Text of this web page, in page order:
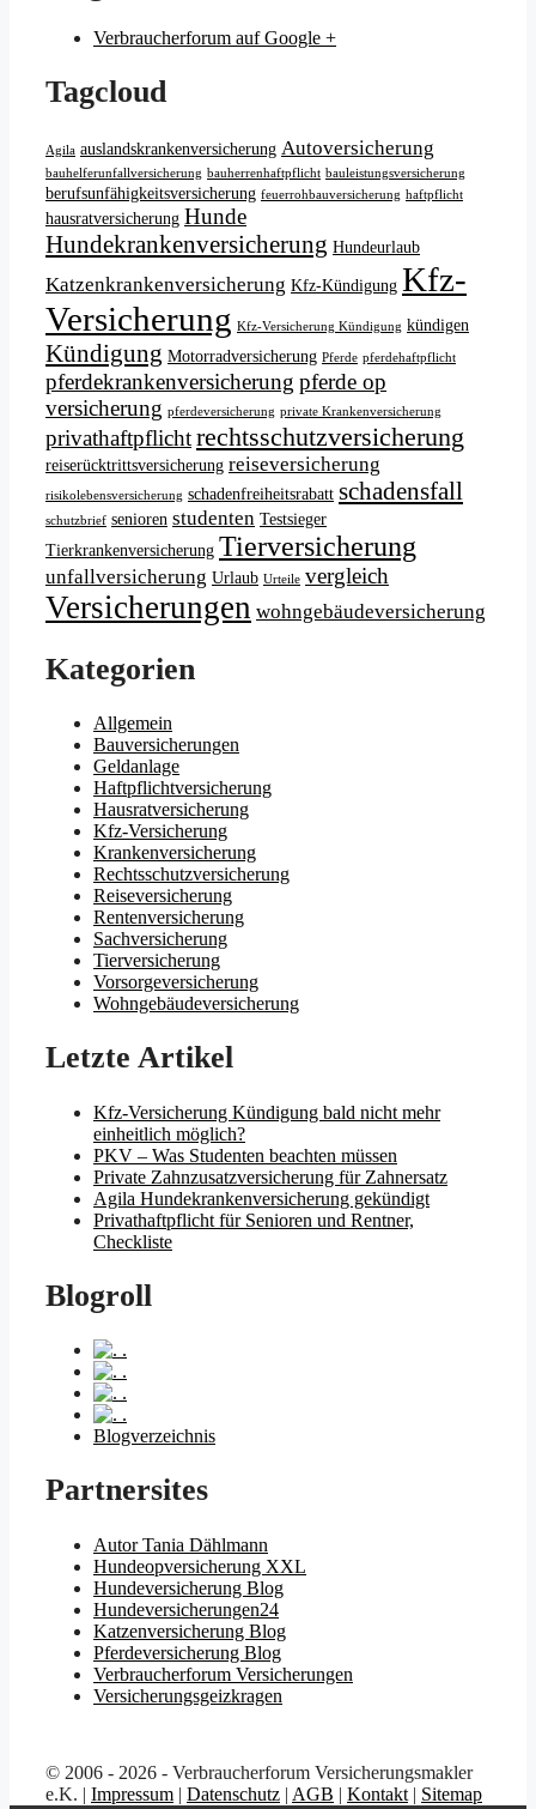
Verbraucherforum auf Google +
Tagcloud
Agila auslandskrankenversicherung Autoversicherung
bauhelferunfallversicherung bauherrenhaftpflicht bauleistungsversicherung
berufsunfähigkeitsversicherung feuerrohbauversicherung haftpflicht
hausratversicherung Hunde
Hundekrankenversicherung Hundeurlaub
Katzenkrankenversicherung Kfz-Kündigung Kfz-
Versicherung Kfz-Versicherung Kündigung kündigen
Kündigung Motorradversicherung Pferde pferdehaftpflicht
pferdekrankenversicherung pferde op
versicherung pferdeversicherung private Krankenversicherung
privathaftpflichtrechtsschutzversicherung
reiserücktrittsversicherung reiseversicherung
risikolebensversicherung schadenfreiheitsrabatt schadensfall
schutzbrief senioren studenten Testsieger
Tierkrankenversicherung Tierversicherung
unfallversicherung Urlaub Urteile vergleich
Versicherungen wohngebäudeversicherung
Kategorien
Allgemein
Bauversicherungen
Geldanlage
Haftpflichtversicherung
Hausratversicherung
Kfz-Versicherung
Krankenversicherung
Rechtsschutzversicherung
Reiseversicherung
Rentenversicherung
Sachversicherung
Tierversicherung
Vorsorgeversicherung
Wohngebäudeversicherung
Letzte Artikel
Kfz-Versicherung Kündigung bald nicht mehr
einheitlich möglich?
PKV – Was Studenten beachten müssen
Private Zahnzusatzversicherung für Zahnersatz
Agila Hundekrankenversicherung gekündigt
Privathaftpflicht für Senioren und Rentner,
Checkliste
Blogroll
.
.
.
.
Blogverzeichnis
Partnersites
Autor Tania Dählmann
Hundeopversicherung XXL
Hundeversicherung Blog
Hundeversicherungen24
Katzenversicherung Blog
Pferdeversicherung Blog
Verbraucherforum Versicherungen
Versicherungsgeizkragen
© 2006 - 2026 - Verbraucherforum Versicherungsmakler
e.K. | Impressum | Datenschutz | AGB | Kontakt | Sitemap